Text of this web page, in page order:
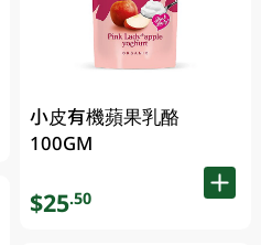
小皮有機蘋果乳酪
100GM
$25.50